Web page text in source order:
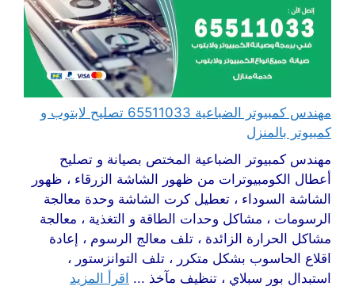
مهندس كمبيوتر الضباعية 65511033 تصليح لابتوب و
كمبيوتر بالمنزل
مهندس كمبيوتر الضباعية المختص بصيانة و تصليح
أعطال الكومبيوترات من ظهور الشاشة الزرقاء ، ظهور
الشاشة السوداء ، تعطيل كرت الشاشة وحدة معالجة
الرسومات ، مشاكل وحدات الطاقة و التغذية ، معالجة
مشاكل الحرارة الزائدة ، تلف معالج الرسوم ، إعادة
اقلاع الحاسوب بشكل متكرر ، تلف التوانزستور ،
استبدال بور سبلاي ، تنظيف مآخذ ... اقرأ المزيد